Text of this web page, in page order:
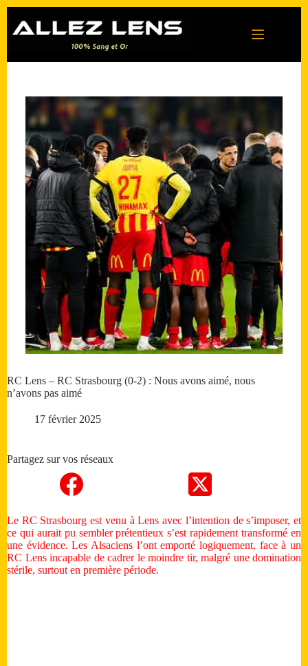
contenu
RC Lens – RC Strasbourg (0-2) : Nous avons aimé, nous
n’avons pas aimé
17 février 2025
Partagez sur vos réseaux
Le RC Strasbourg est venu à Lens avec l’intention de s’imposer, et
ce qui aurait pu sembler prétentieux s’est rapidement transformé en
une évidence. Les Alsaciens l’ont emporté logiquement, face à un
RC Lens incapable de cadrer le moindre tir, malgré une domination
stérile, surtout en première période.